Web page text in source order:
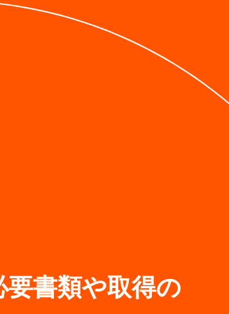
書類や取得の